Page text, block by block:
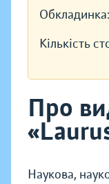
Обкладинка:
Кількість
Про
Наукова,